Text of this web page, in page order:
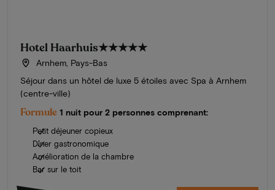
Hotel Haarhuis★★★★★
Arnhem, Pays-Bas
Séjour dans un hôtel de luxe 5 étoiles avec Spa à Arnhem
(centre-ville)
Formule 1 nuit pour 2 personnes comprenant:
Petit déjeuner copieux
Dîner gastronomique
Amélioration de la chambre
Bar sur le toit